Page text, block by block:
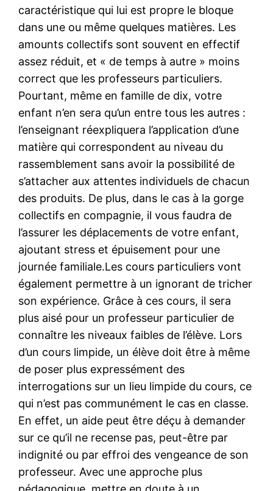
caractéristique qui lui est propre le bloque
dans une ou même quelques matières. Les
amounts collectifs sont souvent en effectif
assez réduit, et « de temps à autre » moins
correct que les professeurs particuliers.
Pourtant, même en famille de dix, votre
enfant n’en sera qu’un entre tous les autres :
l’enseignant réexpliquera l’application d’une
matière qui correspondent au niveau du
rassemblement sans avoir la possibilité de
s’attacher aux attentes individuels de chacun
des produits. De plus, dans le cas à la gorge
collectifs en compagnie, il vous faudra de
l’assurer les déplacements de votre enfant,
ajoutant stress et épuisement pour une
journée familiale.Les cours particuliers vont
également permettre à un ignorant de tricher
son expérience. Grâce à ces cours, il sera
plus aisé pour un professeur particulier de
connaître les niveaux faibles de l’élève. Lors
d’un cours limpide, un élève doit être à même
de poser plus expressément des
interrogations sur un lieu limpide du cours, ce
qui n’est pas communément le cas en classe.
En effet, un aide peut être déçu à demander
sur ce qu’il ne recense pas, peut-être par
indignité ou par effroi des vengeance de son
professeur. Avec une approche plus